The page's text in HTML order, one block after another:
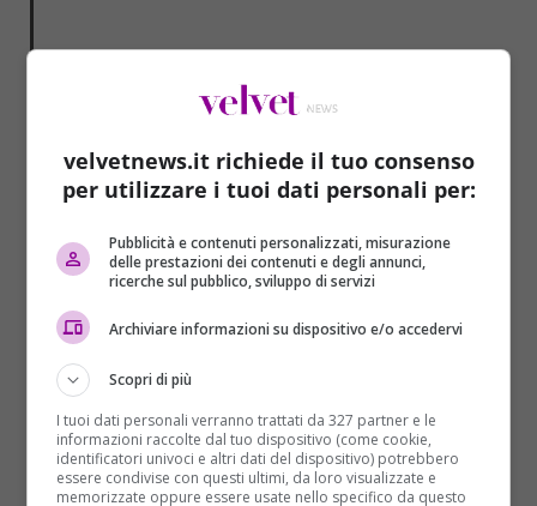
Le gazebarie sono nate da un’idea di Matteo
Salvini, il segretario della Lega Nord aveva espresso
forti dubbi sulla candidatura di Bertolaso come
sindaco di Roma. In un primo momento aveva
velvetnews.it richiede il tuo consenso
per utilizzare i tuoi dati personali per:
Pubblicità e contenuti personalizzati, misurazione
delle prestazioni dei contenuti e degli annunci,
ricerche sul pubblico, sviluppo di servizi
Archiviare informazioni su dispositivo e/o accedervi
Scopri di più
I tuoi dati personali verranno trattati da 327 partner e le
informazioni raccolte dal tuo dispositivo (come cookie,
identificatori univoci e altri dati del dispositivo) potrebbero
essere condivise con questi ultimi, da loro visualizzate e
memorizzate oppure essere usate nello specifico da questo